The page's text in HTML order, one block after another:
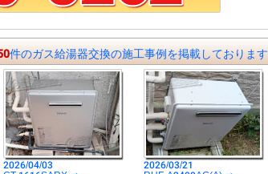
件のガス給湯器交換の施工事例を掲載しております
2026/04/03
2026/03/21